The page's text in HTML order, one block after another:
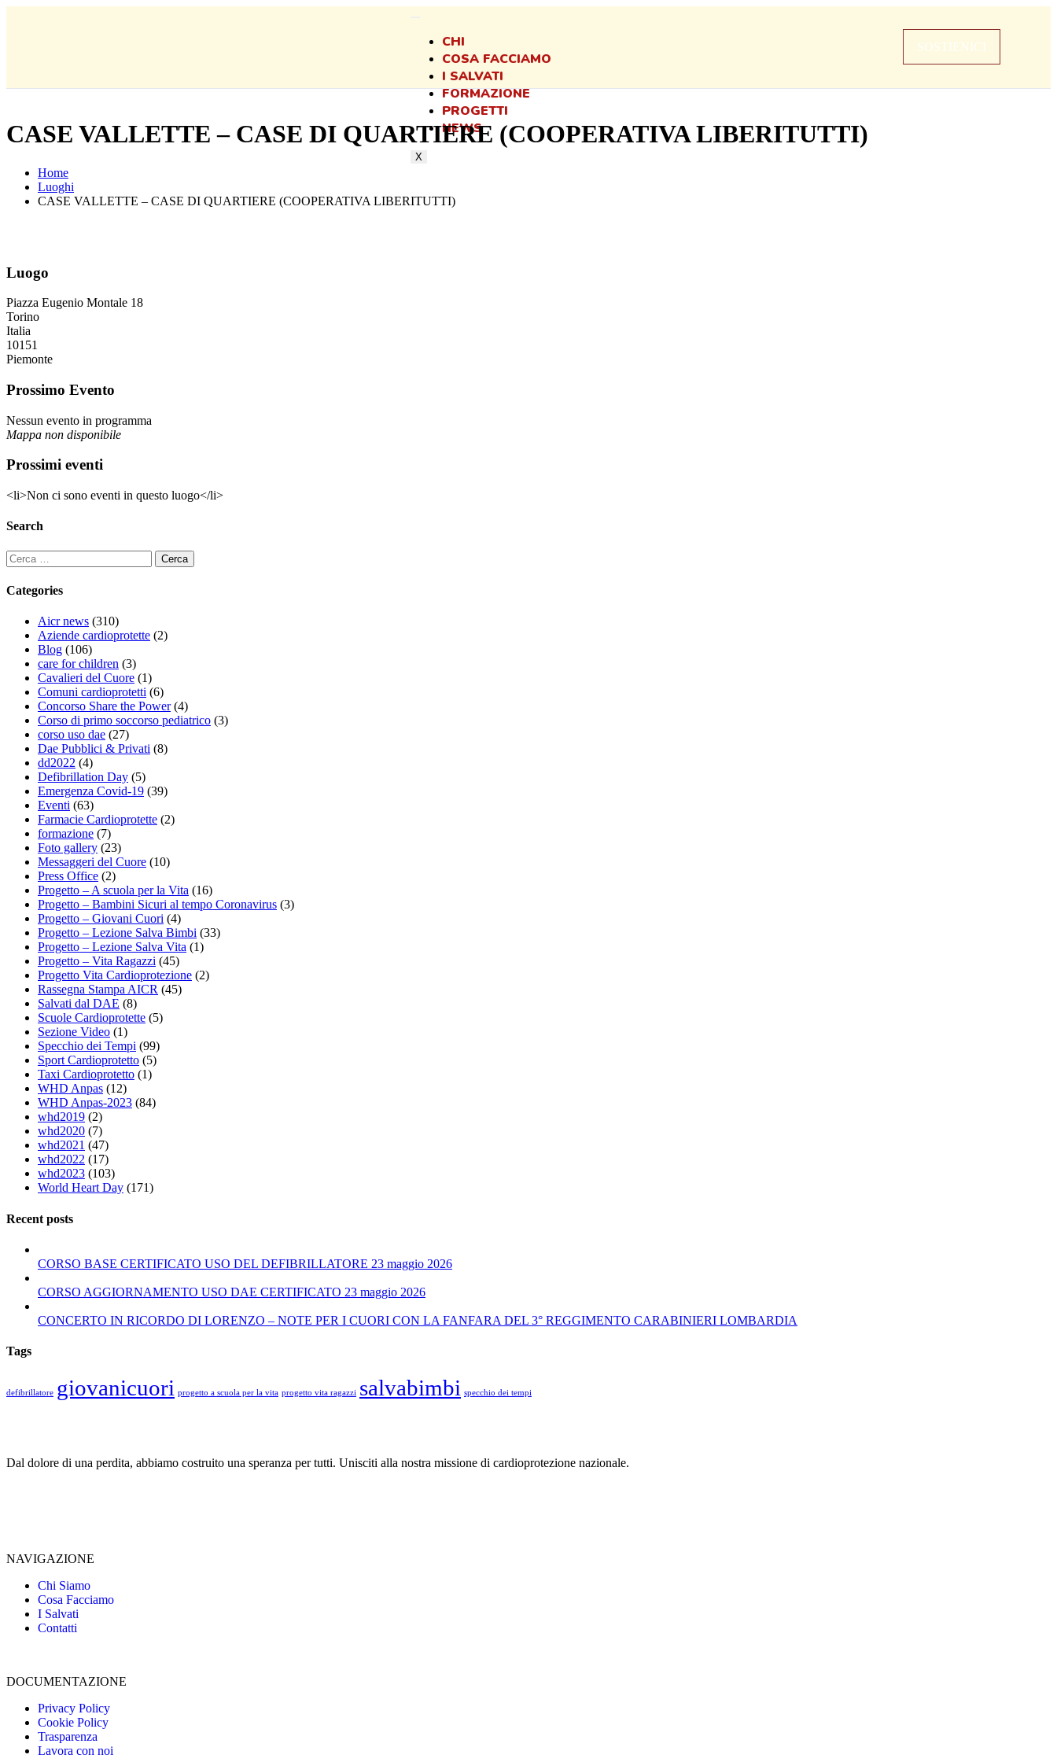
CHI
COSA FACCIAMO
I SALVATI
FORMAZIONE
PROGETTI
NEWS
X
SOSTIENICI
CASE VALLETTE – CASE DI QUARTIERE (COOPERATIVA LIBERITUTTI)
Home
Luoghi
CASE VALLETTE – CASE DI QUARTIERE (COOPERATIVA LIBERITUTTI)
Luogo
Piazza Eugenio Montale 18
Torino
Italia
10151
Piemonte
Prossimo Evento
Nessun evento in programma
Mappa non disponibile
Prossimi eventi
<li>Non ci sono eventi in questo luogo</li>
Search
Categories
Aicr news (310)
Aziende cardioprotette (2)
Blog (106)
care for children (3)
Cavalieri del Cuore (1)
Comuni cardioprotetti (6)
Concorso Share the Power(4)
Corso di primo soccorso pediatrico (3)
corso uso dae (27)
Dae Pubblici & Privati (8)
dd2022 (4)
Defibrillation Day (5)
Emergenza Covid-19 (39)
Eventi (63)
Farmacie Cardioprotette (2)
formazione (7)
Foto gallery (23)
Messaggeri del Cuore (10)
Press Office (2)
Progetto – A scuola per la Vita (16)
Progetto – Bambini Sicuri al tempo Coronavirus (3)
Progetto – Giovani Cuori (4)
Progetto – Lezione Salva Bimbi (33)
Progetto – Lezione Salva Vita (1)
Progetto – Vita Ragazzi (45)
Progetto Vita Cardioprotezione (2)
Rassegna Stampa AICR (45)
Salvati dal DAE (8)
Scuole Cardioprotette (5)
Sezione Video (1)
Specchio dei Tempi (99)
Sport Cardioprotetto (5)
Taxi Cardioprotetto (1)
WHD Anpas (12)
WHD Anpas-2023 (84)
whd2019 (2)
whd2020 (7)
whd2021 (47)
whd2022 (17)
whd2023 (103)
World Heart Day (171)
Recent posts
CORSO BASE CERTIFICATO USO DEL DEFIBRILLATORE 23 maggio 2026
CORSO AGGIORNAMENTO USO DAE CERTIFICATO 23 maggio 2026
CONCERTO IN RICORDO DI LORENZO – NOTE PER I CUORI CON LA FANFARA DEL 3° REGGIMENTO CARABINIERI LOMBARDIA
Tags
defibrillatore giovanicuori progetto a scuola per la vita progetto vita ragazzi salvabimbi specchio dei tempi
Dal dolore di una perdita, abbiamo costruito una speranza per tutti. Unisciti alla nostra missione di cardioprotezione nazionale.
NAVIGAZIONE
Chi Siamo
Cosa Facciamo
I Salvati
Contatti
DOCUMENTAZIONE
Privacy Policy
Cookie Policy
Trasparenza
Lavora con noi